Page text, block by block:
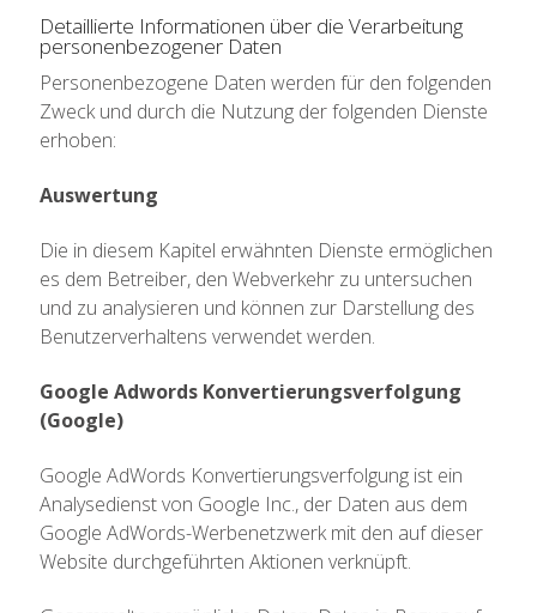
Detaillierte Informationen über die Verarbeitung
personenbezogener Daten
Personenbezogene Daten werden für den folgenden
Zweck und durch die Nutzung der folgenden Dienste
erhoben:
Auswertung
Die in diesem Kapitel erwähnten Dienste ermöglichen
es dem Betreiber, den Webverkehr zu untersuchen
und zu analysieren und können zur Darstellung des
Benutzerverhaltens verwendet werden.
Google Adwords Konvertierungsverfolgung
(Google)
Google AdWords Konvertierungsverfolgung ist ein
Analysedienst von Google Inc., der Daten aus dem
Google AdWords-Werbenetzwerk mit den auf dieser
Website durchgeführten Aktionen verknüpft.